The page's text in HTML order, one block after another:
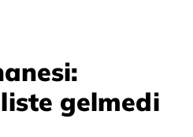
gelmedi